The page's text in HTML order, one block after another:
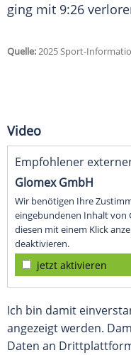
ging mit 9:26
Quelle:2025 Sport-
Video
Empfohlener
Glomex GmbH
Wir benötigen Ihre
eingebundenen Inhalt von
diesen mit einem Klick
deaktivieren.
jetzt aktivieren
Ich bin damit
angezeigt werden.
Daten an